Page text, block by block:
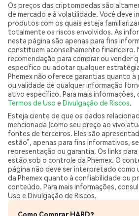
Os preços das criptomoedas são
de mercado e à volatilidade. Você deve
produtos com os quais esteja
totalmente os riscos envolvidos. As
nesta página são apenas para fins
constituem aconselhamento financeiro.
recomendação para comprar ou vender
específico ou adotar qualquer
Phemex não oferece garantias quanto à
ou validade de qualquer informação
ativo específico. Para mais informações,
Termos de Uso e Divulgação de Riscos.
Esteja ciente de que os dados
mencionada (como seu preço ao vivo
fontes de terceiros. Eles são
estão”, apenas para fins informativos,
representação ou garantia. Os links
estão sob o controle da Phemex. O
página não deve ser interpretado como
da Phemex quanto à confiabilidade ou
conteúdo. Para mais informações,
Uso e Divulgação de Riscos.
Como Comprar HARD?